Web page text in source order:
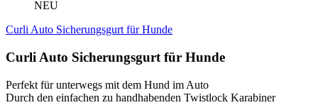
NEU
Curli Auto Sicherungsgurt für Hunde
Curli Auto Sicherungsgurt für Hunde
Perfekt für unterwegs mit dem Hund im Auto
Durch den einfachen zu handhabenden Twistlock Karabiner